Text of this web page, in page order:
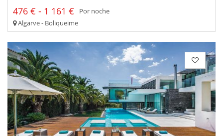
476 € - 1 161 €
Por noche
Algarve - Boliqueime